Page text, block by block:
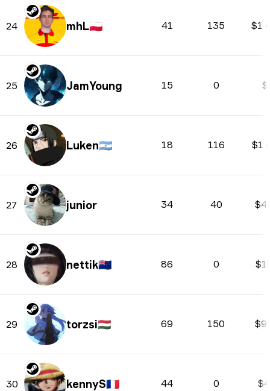
24 mhL🇵🇱 41 135 $1
25 JamYoung 15 0
26 Luken🇦🇷 18 116 $1
27 junior 34 40
28 nettik🇳🇿 86 0
29 torzsi🇭🇺 69 150
30 kennyS🇫🇷 44 0